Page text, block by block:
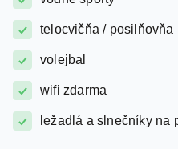
telocvičňa / posilňovňa
volejbal
wifi zdarma
ležadlá a slnečníky na